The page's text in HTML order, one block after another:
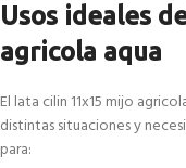
Usos ideales
agricola aqua
El lata cilin 11x15 mijo
distintas situaciones y
para: